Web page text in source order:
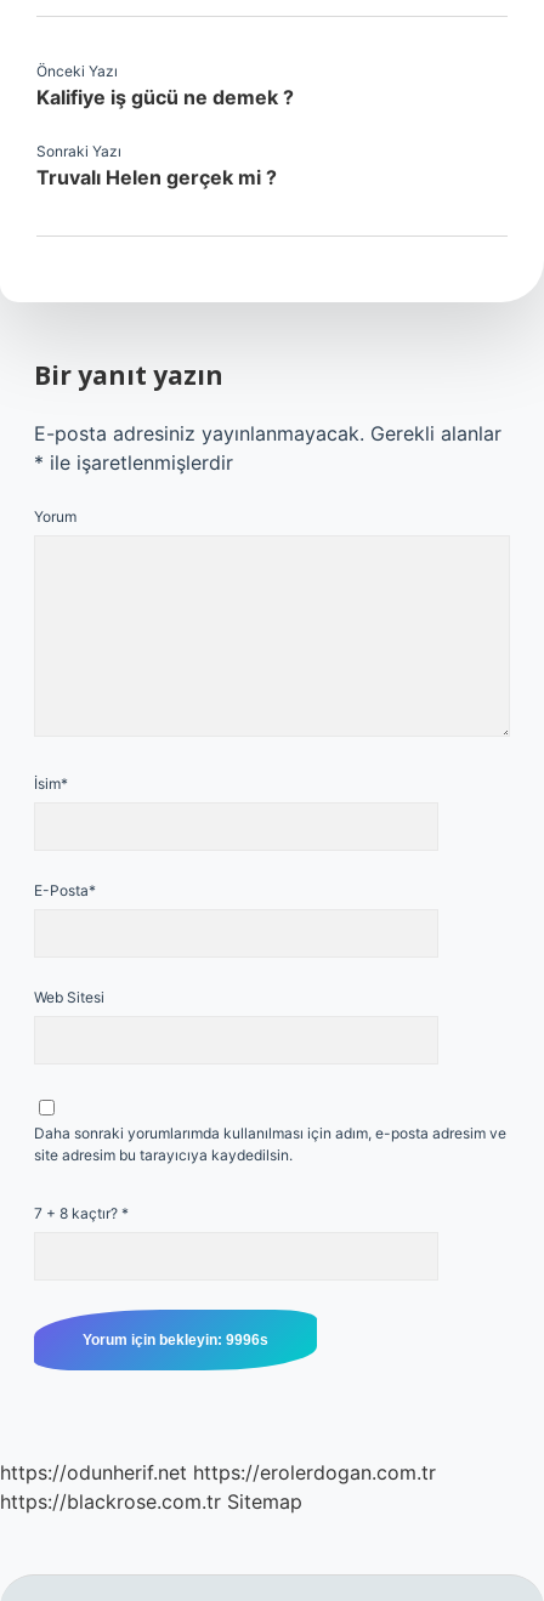
Önceki Yazı
Kalifiye iş gücü ne demek ?
Sonraki Yazı
Truvalı Helen gerçek mi ?
Bir yanıt yazın
E-posta adresiniz yayınlanmayacak. Gerekli alanlar
* ile işaretlenmişlerdir
Yorum
İsim*
E-Posta*
Web Sitesi
Daha sonraki yorumlarımda kullanılması için adım, e-posta adresim ve
site adresim bu tarayıcıya kaydedilsin.
7 + 8 kaçtır? *
https://odunherif.net https://erolerdogan.com.tr
https://blackrose.com.tr Sitemap